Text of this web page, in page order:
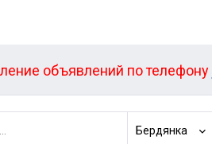
объявлений по телефону
Бердянка